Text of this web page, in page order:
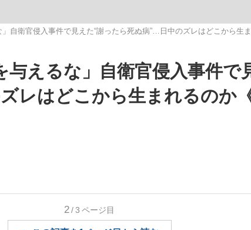
」自衛官侵入事件で見えた“謝ったら死ぬ病”…日中のズレはどこから生
与えるな」自衛官侵入事件で
レはどこから生まれるのか
2/3 ページ目